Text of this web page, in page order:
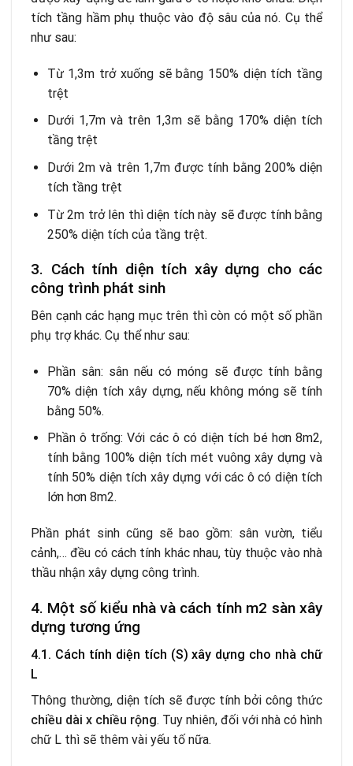
tích tầng hầm phụ thuộc vào độ sâu của nó. Cụ thể
như sau:
Từ 1,3m trở xuống sẽ bằng 150% diện tích tầng
trệt
Dưới 1,7m và trên 1,3m sẽ bằng 170% diện tích
tầng trệt
Dưới 2m và trên 1,7m được tính bằng 200% diện
tích tầng trệt
Từ 2m trở lên thì diện tích này sẽ được tính bằng
250% diện tích của tầng trệt.
3. Cách tính diện tích xây dựng cho các
công trình phát sinh
Bên cạnh các hạng mục trên thì còn có một số phần
phụ trợ khác. Cụ thể như sau:
Phần sân: sân nếu có móng sẽ được tính bằng
70% diện tích xây dựng, nếu không móng sẽ tính
bằng 50%.
Phần ô trống: Với các ô có diện tích bé hơn 8m2,
tính bằng 100% diện tích mét vuông xây dựng và
tính 50% diện tích xây dựng với các ô có diện tích
lớn hơn 8m2.
Phần phát sinh cũng sẽ bao gồm: sân vườn, tiểu
cảnh,… đều có cách tính khác nhau, tùy thuộc vào nhà
thầu nhận xây dựng công trình.
4. Một số kiểu nhà và cách tính m2 sàn xây
dựng tương ứng
4.1. Cách tính diện tích (S) xây dựng cho nhà chữ
L
Thông thường, diện tích sẽ được tính bởi công thức
chiều dài x chiều rộng. Tuy nhiên, đối với nhà có hình
chữ L thì sẽ thêm vài yếu tố nữa.